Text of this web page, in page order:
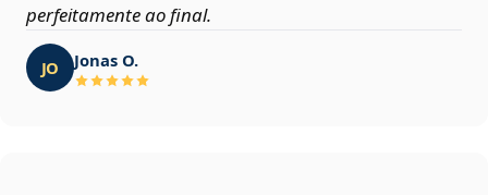
perfeitamente ao final.
JO Jonas O.